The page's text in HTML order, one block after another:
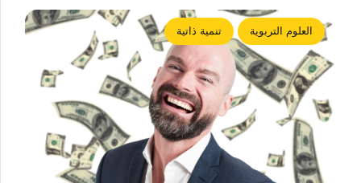
العلوم التربوية تنمية ذاتية